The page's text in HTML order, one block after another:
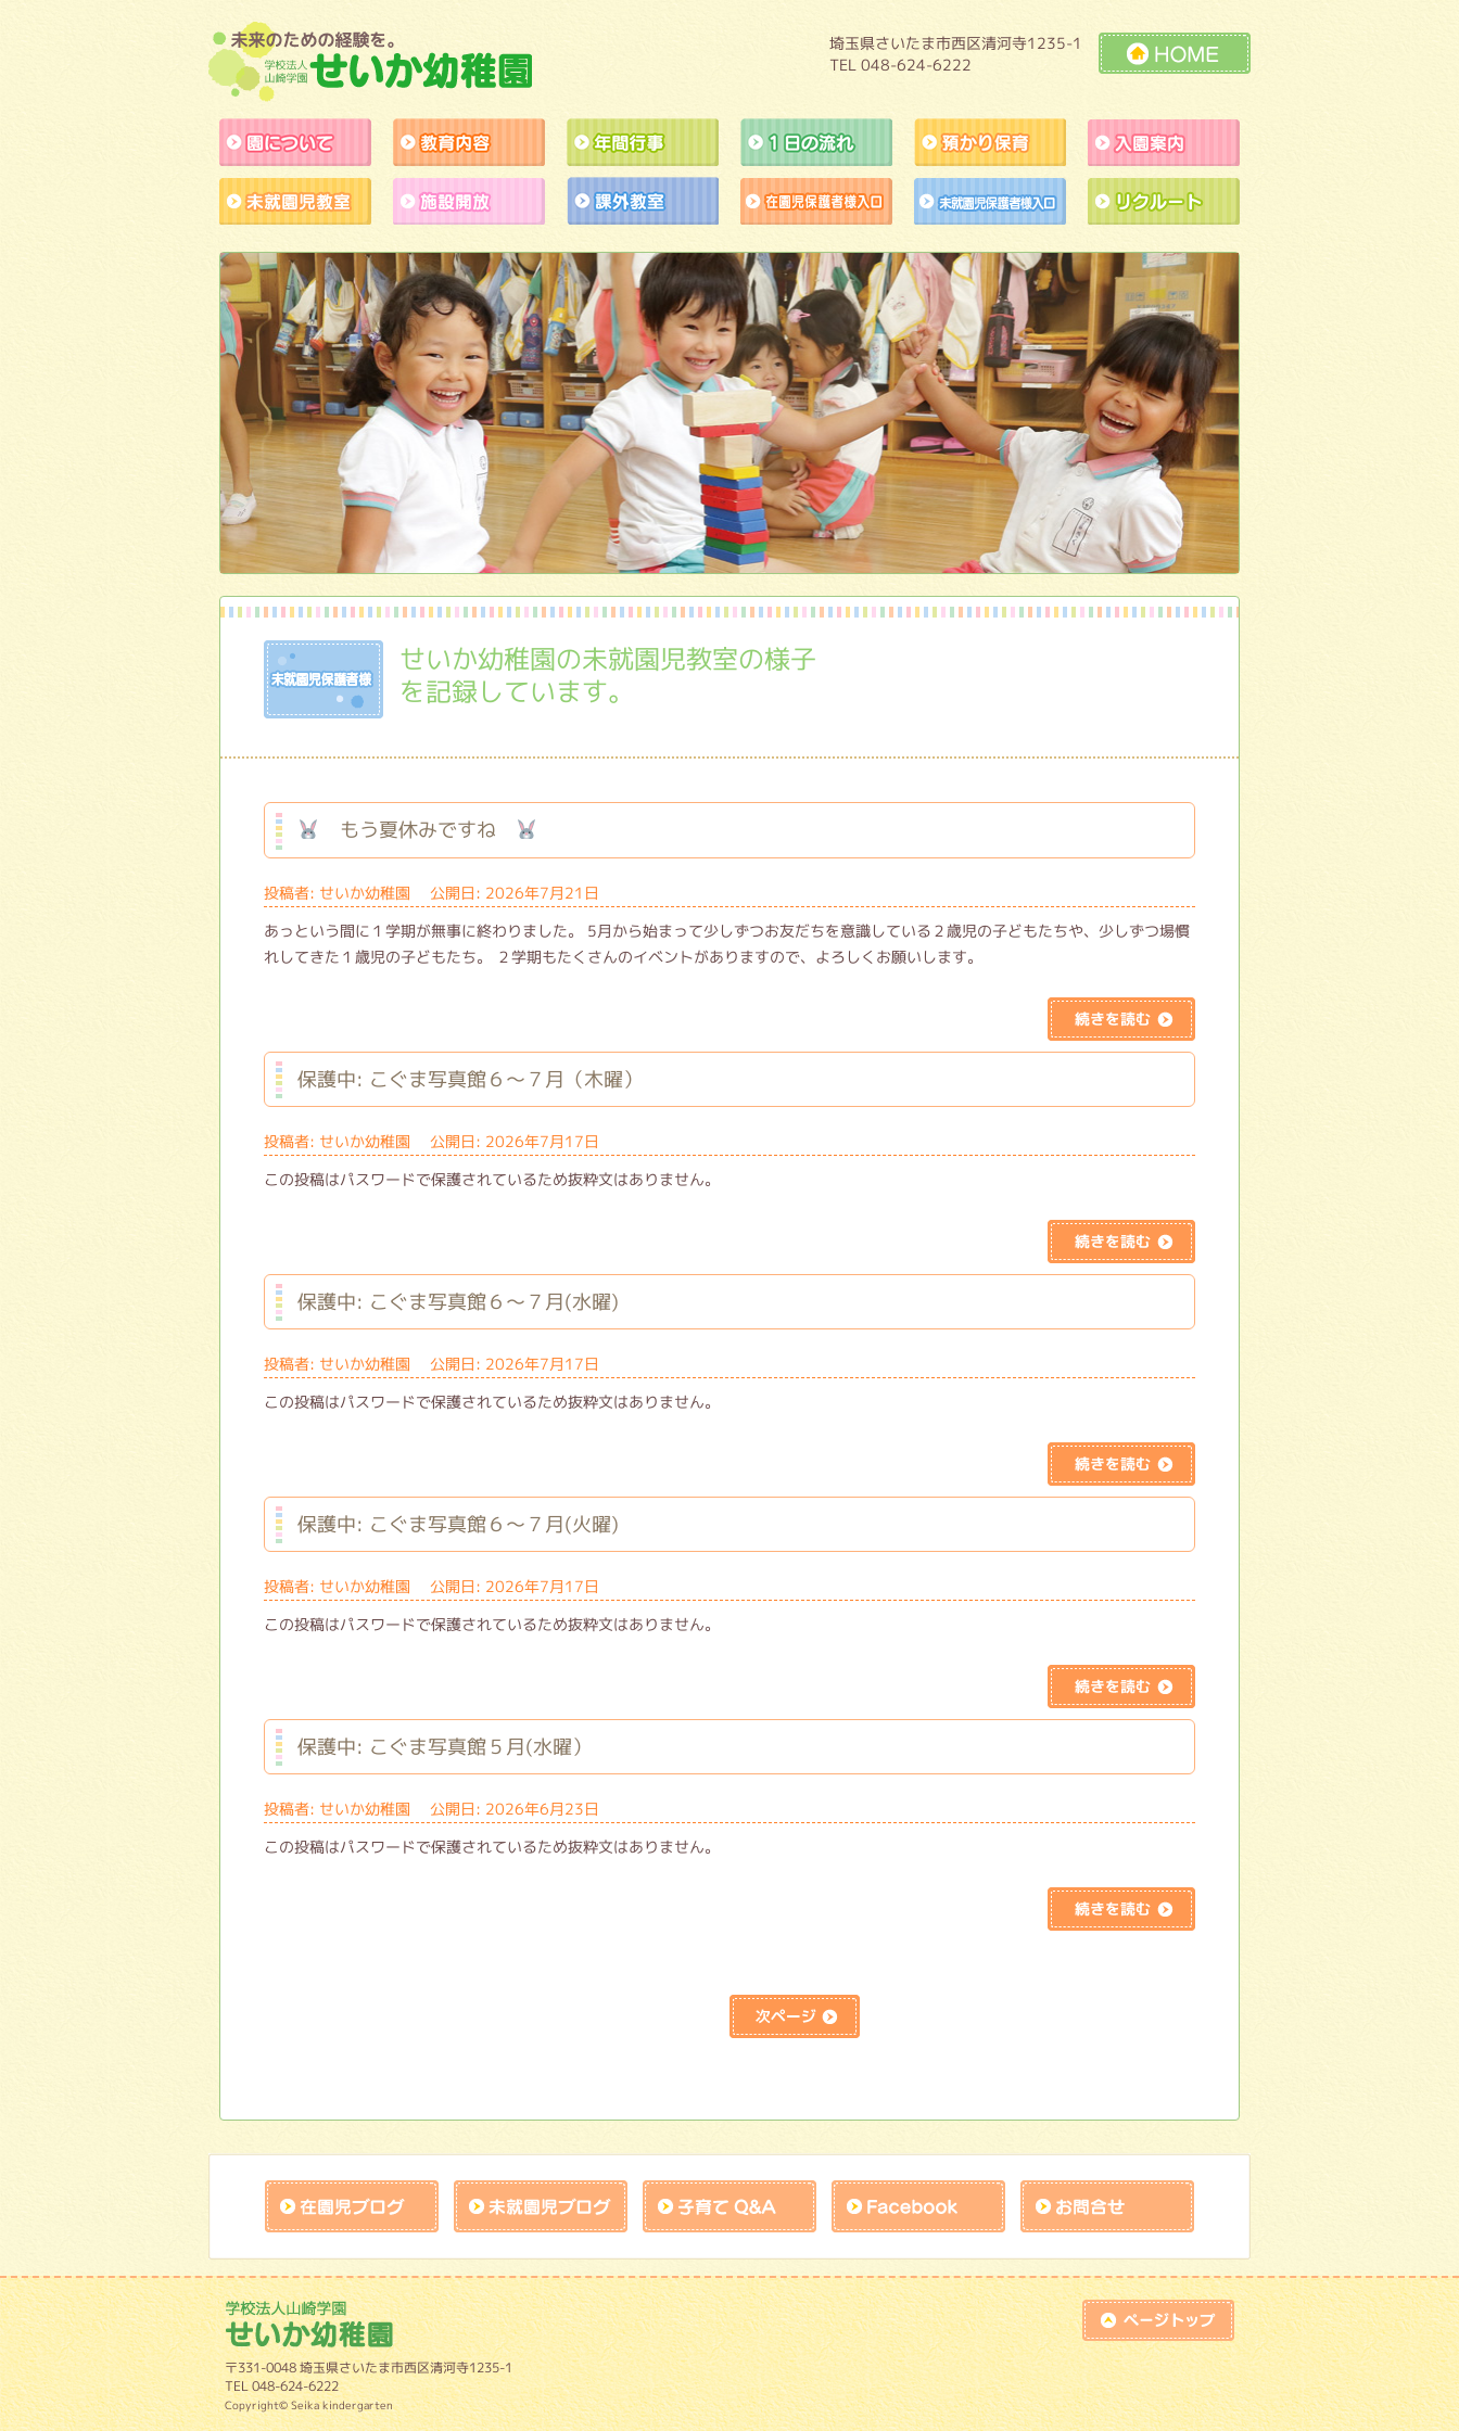
埼玉県さいたま市西区清河寺1235-1
TEL 048-624-6222
園について 教育内容 年間行事 １日の流れ 預かり保育
未就園児教室 施設開放 課外教室 作品展アトラクションの練習風景未就園児保護者様入口
未就園児保護者様
せいか幼稚園の未就園児教室の様子
を記録しています。
もう夏休みですね
投稿者: せいか幼稚園 公開日: 2026年7月21日
あっという間に１学期が無事に終わりました。 5月から始まって少しずつお友だちを意識している２歳児の子どもたちや、少しずつ場慣
れしてきた１歳児の子どもたち。 ２学期もたくさんのイベントがありますので、よろしくお願いします。
保護中: こぐま写真館６～７月（木曜）
投稿者: せいか幼稚園 公開日: 2026年7月17日
この投稿はパスワードで保護されているため抜粋文はありません。
保護中: こぐま写真館６～７月(水曜)
投稿者: せいか幼稚園 公開日: 2026年7月17日
この投稿はパスワードで保護されているため抜粋文はありません。
保護中: こぐま写真館６～７月(火曜)
投稿者: せいか幼稚園 公開日: 2026年7月17日
この投稿はパスワードで保護されているため抜粋文はありません。
保護中: こぐま写真館５月(水曜）
投稿者: せいか幼稚園 公開日: 2026年6月23日
この投稿はパスワードで保護されているため抜粋文はありません。
在園児ブログ 未就園児ブログ 子育てQandA facebook
top
学校法人山崎学園 せいか幼稚園
〒331-0048 埼玉県さいたま市西区清河寺1235-1
TEL 048-624-6222
Copyright© Seika kindergarten